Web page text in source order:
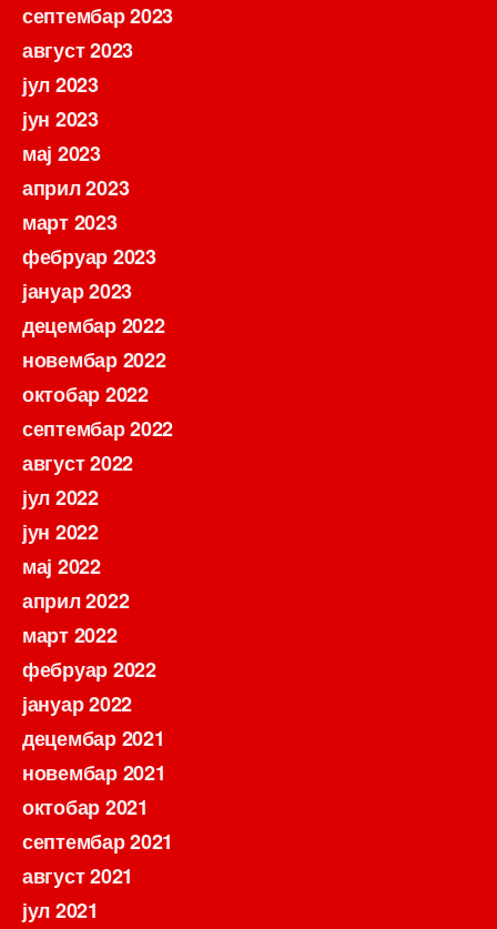
септембар 2023
август 2023
јул 2023
јун 2023
мај 2023
април 2023
март 2023
фебруар 2023
јануар 2023
децембар 2022
новембар 2022
октобар 2022
септембар 2022
август 2022
јул 2022
јун 2022
мај 2022
април 2022
март 2022
фебруар 2022
јануар 2022
децембар 2021
новембар 2021
октобар 2021
септембар 2021
август 2021
јул 2021